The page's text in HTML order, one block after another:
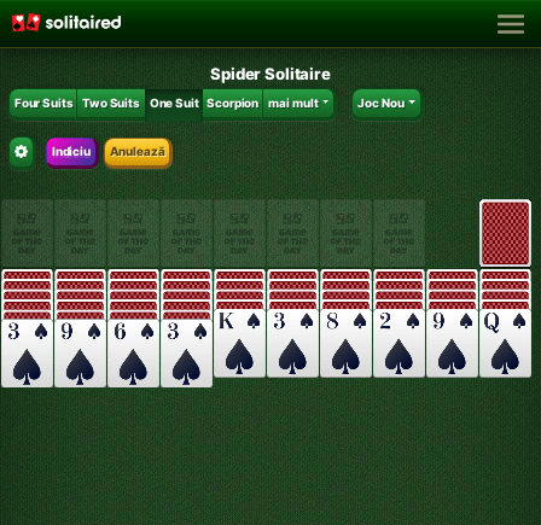
Spider Solitaire
Four Suits Two Suits One Suit Scorpion mai mult Joc Nou
Indiciu Anulează